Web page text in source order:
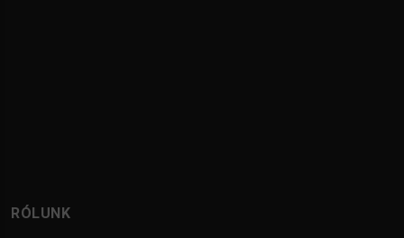
RÓLUNK